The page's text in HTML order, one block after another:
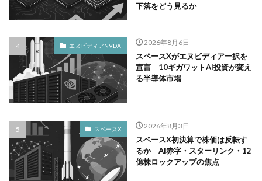
下落をどう見るか
エヌビディアNVDA 2026年8月6日
スペースXがエヌビディア一択を
宣言 10ギガワットAI投資が変え
る半導体市場
スペースX 2026年8月3日
スペースX初決算で株価は反転す
るか AI赤字・スターリンク・12
億株ロックアップの焦点